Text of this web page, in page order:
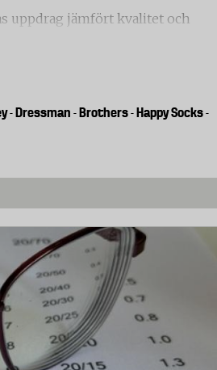
uppdrag jämfört kvalitet och
varv som strumpan klarar desto
sula och tå). Resultatet är ett
efter tio tvättar. Innan
därefter fick de vila i 20
utseende (noppor och ludd)
3 där 3 är bäst.
-Dressman -Brothers-Happy Socks-